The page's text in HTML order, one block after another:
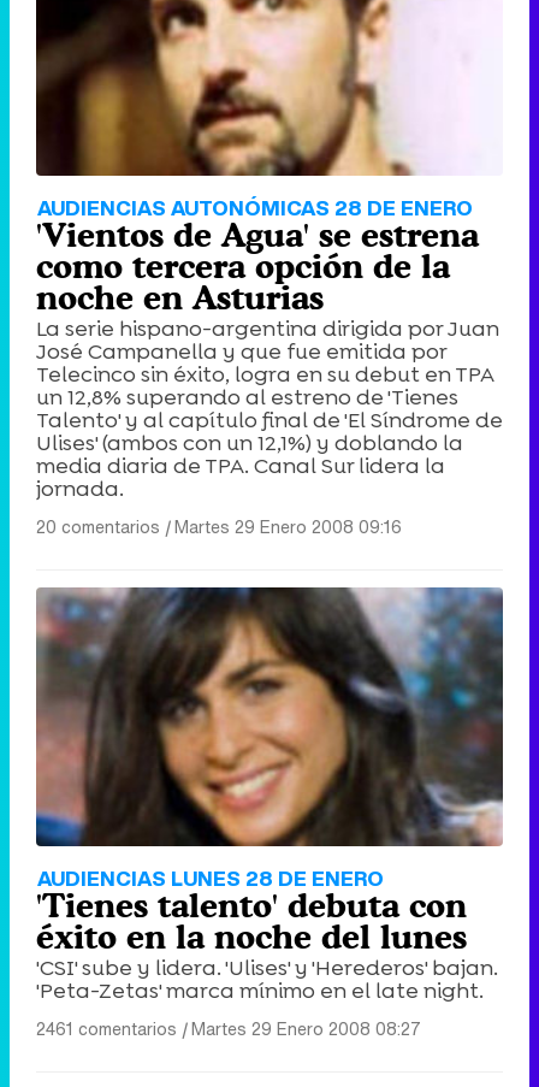
AUDIENCIAS AUTONÓMICAS 28 DE ENERO
'Vientos de Agua' se estrena
como tercera opción de la
noche en Asturias
La serie hispano-argentina dirigida por Juan
José Campanella y que fue emitida por
Telecinco sin éxito, logra en su debut en TPA
un 12,8% superando al estreno de 'Tienes
Talento' y al capítulo final de 'El Síndrome de
Ulises' (ambos con un 12,1%) y doblando la
media diaria de TPA. Canal Sur lidera la
jornada.
20 comentarios |Martes 29 Enero 2008 09:16
AUDIENCIAS LUNES 28 DE ENERO
'Tienes talento' debuta con
éxito en la noche del lunes
'CSI' sube y lidera. 'Ulises' y 'Herederos' bajan.
'Peta-Zetas' marca mínimo en el late night.
2461 comentarios |Martes 29 Enero 2008 08:27